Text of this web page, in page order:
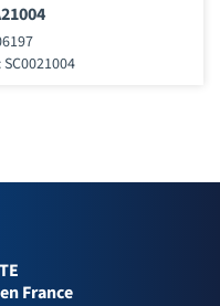
France